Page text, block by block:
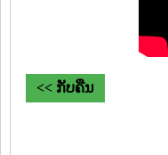
<< ກັບຄືນ